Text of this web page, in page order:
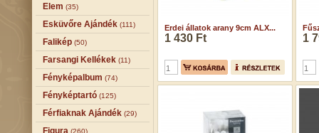
Elem (35)
Esküvőre Ajándék (111)
Falikép (50)
Farsangi Kellékek (11)
Fényképalbum (74)
Fényképtartó (125)
Férfiaknak Ajándék (29)
Figura (260)
Erdei állatok arany 9cm ALX...
1 430 Ft 1